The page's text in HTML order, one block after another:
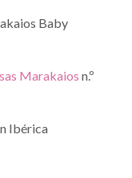
Baby
Marakaios n.º
Ibérica